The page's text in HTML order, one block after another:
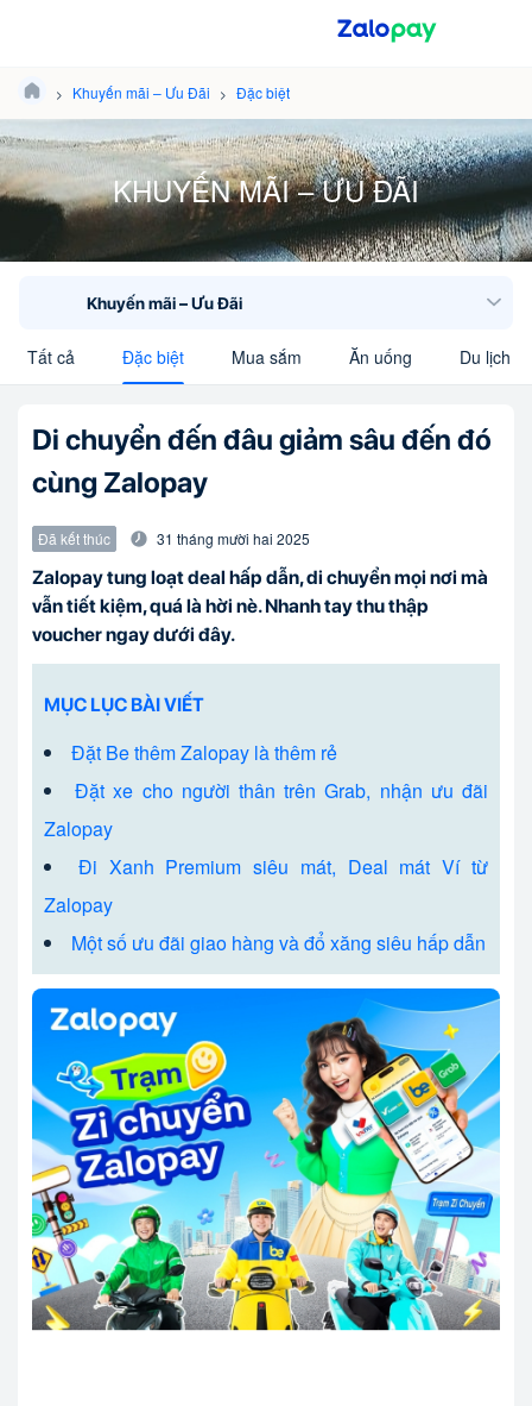
Khuyến mãi – Ưu Đãi Đặc biệt
KHUYẾN MÃI – ƯU ĐÃI
Khuyến mãi – Ưu Đãi
Tất cả Đặc biệt Mua sắm Ăn uống Du lịch
Di chuyển đến đâu giảm sâu đến đó
cùng Zalopay
Đã kết thúc 31 tháng mười hai 2025
Zalopay tung loạt deal hấp dẫn, di chuyển mọi nơi mà
vẫn tiết kiệm, quá là hời nè. Nhanh tay thu thập
voucher ngay dưới đây.
MỤC LỤC BÀI VIẾT
Đặt Be thêm Zalopay là thêm rẻ
Đặt xe cho người thân trên Grab, nhận ưu đãi
Zalopay
Đi Xanh Premium siêu mát, Deal mát Ví từ
Zalopay
Một số ưu đãi giao hàng và đổ xăng siêu hấp dẫn